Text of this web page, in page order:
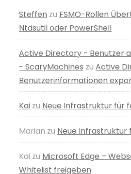
Steffen zu FSMO-Rollen
Ntdsutil oder PowerShell
Active Directory - Benutzer
- ScaryMachines zu Active
Benutzerinformationen
Kai zu Neue Infrastruktur für
Marian zu Neue Infrastruktur
Kai zu Microsoft Edge –
Whitelist freigeben